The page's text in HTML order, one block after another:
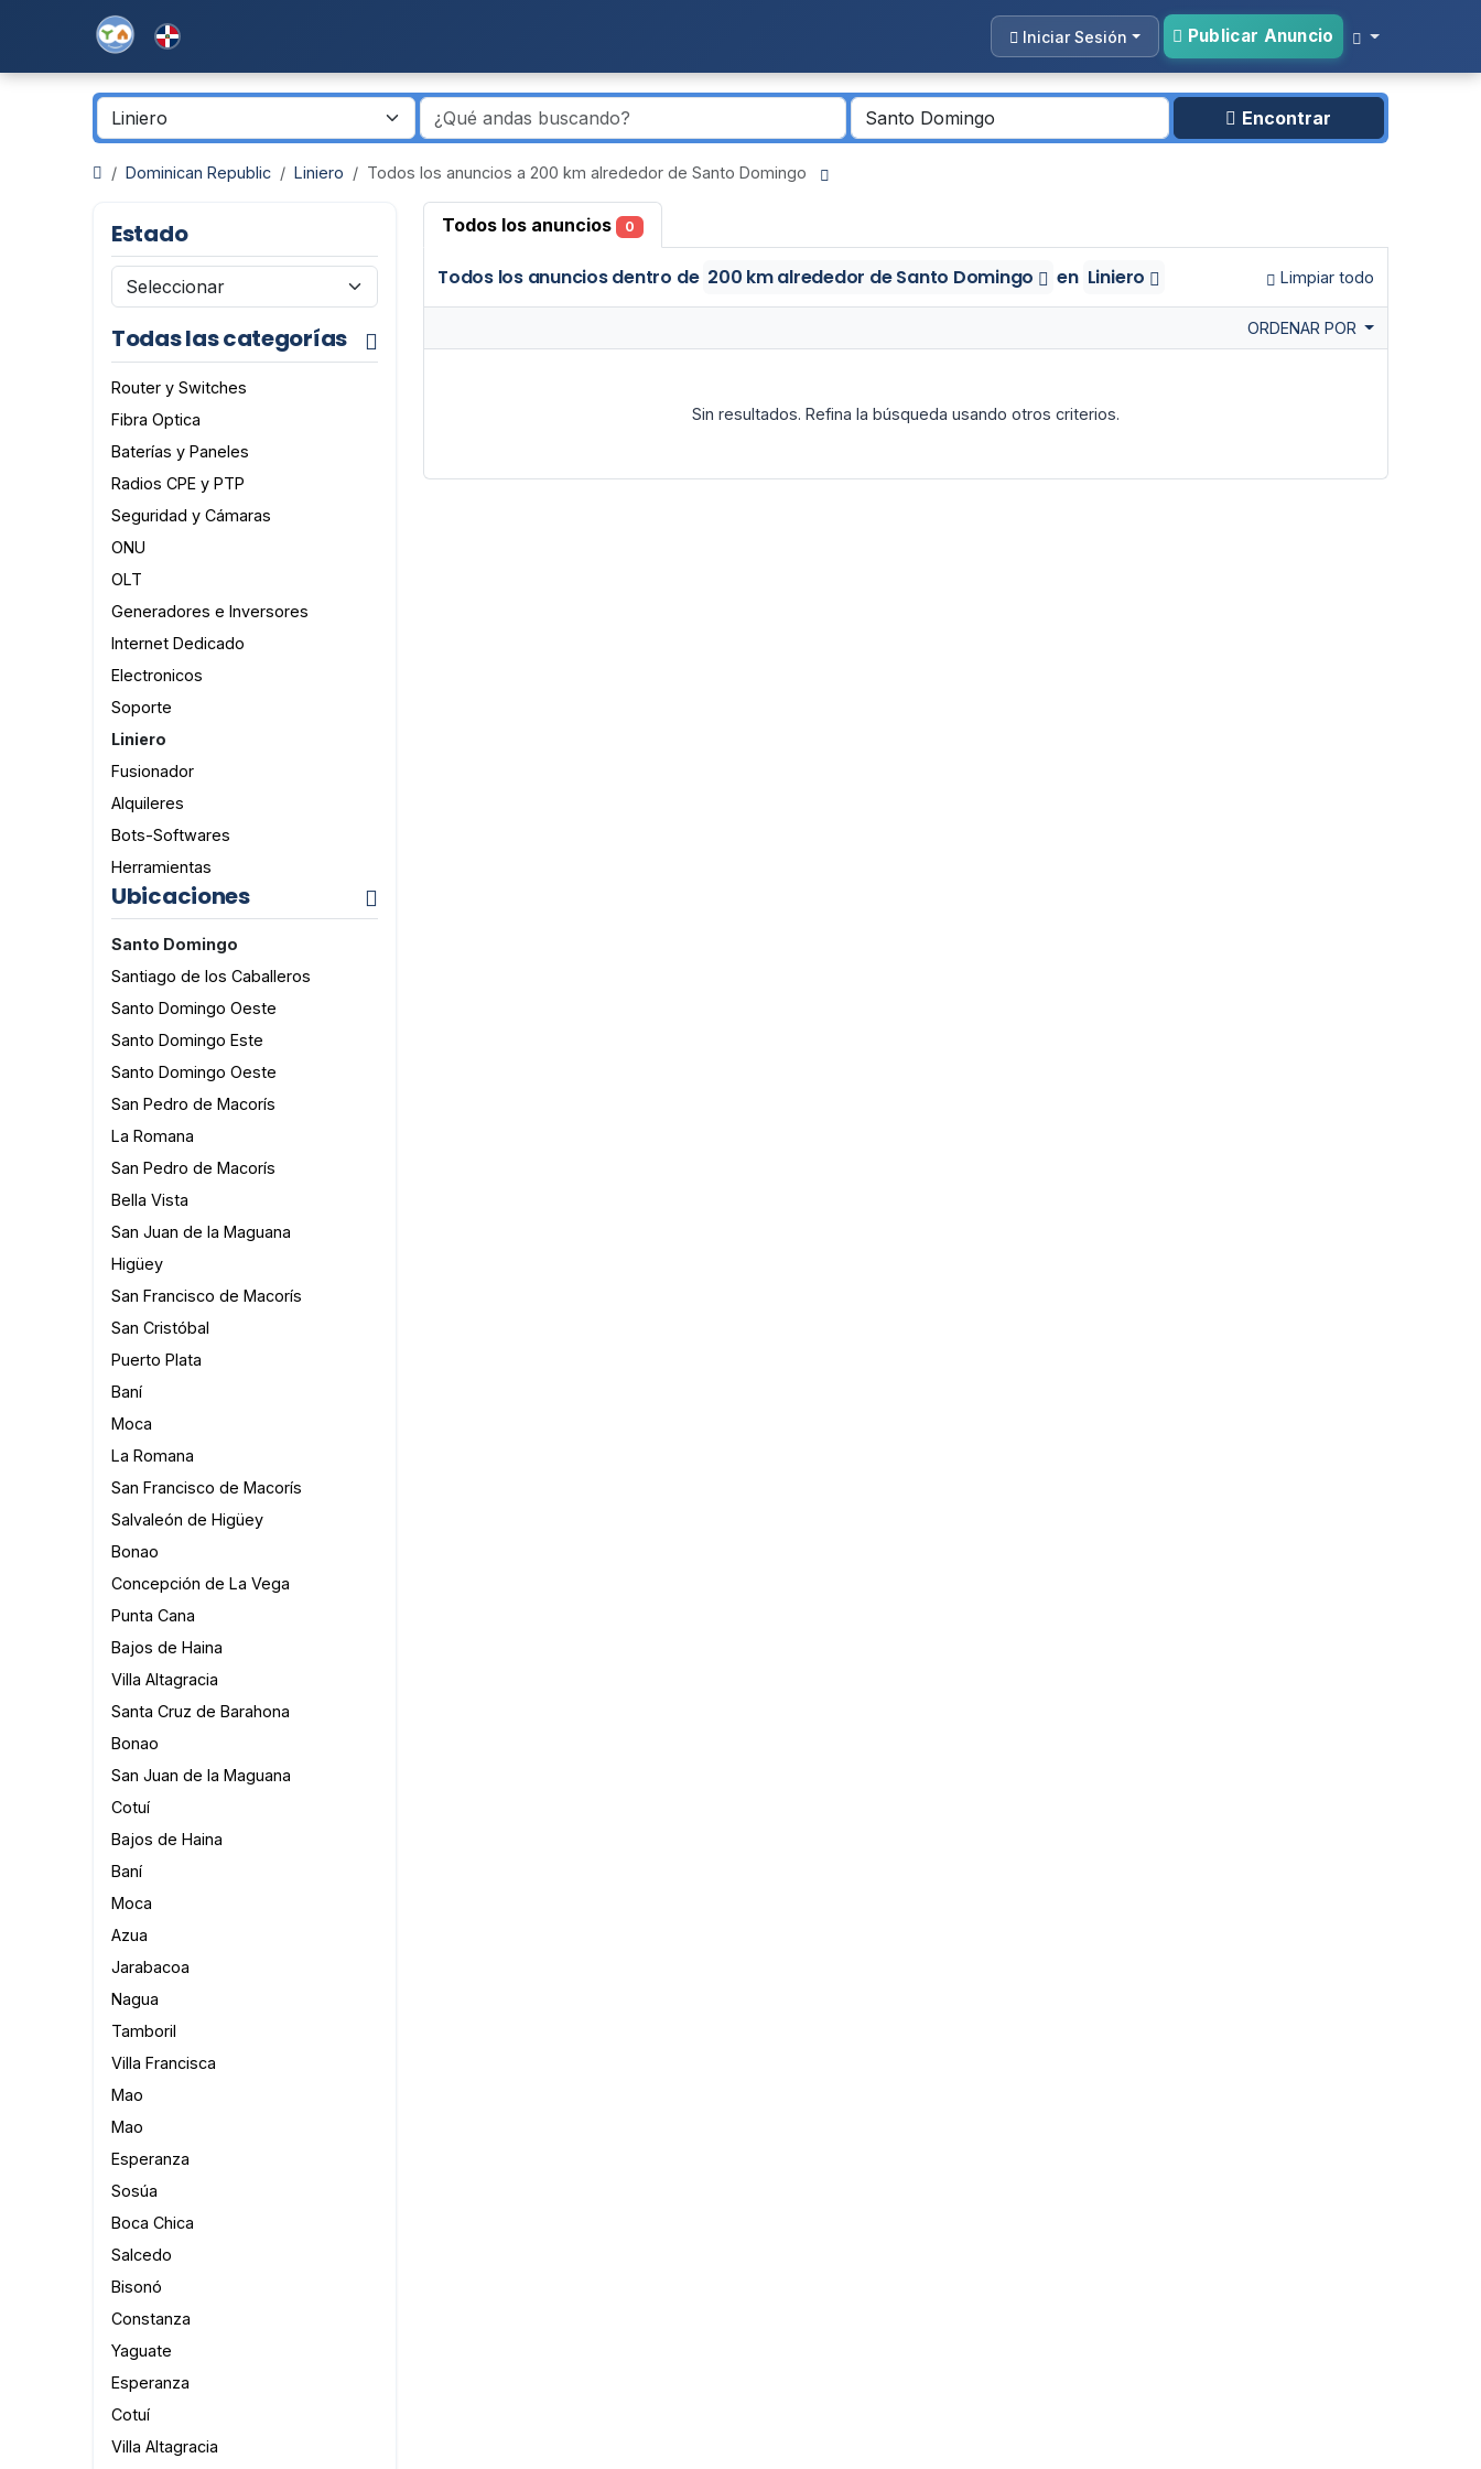
Iniciar Sesión Publicar Anuncio
Encontrar
Dominican Republic Liniero Todos los anuncios a 200 km alrededor de Santo Domingo
Estado
Todas las categorías
Router y Switches
Fibra Optica
Baterías y Paneles
Radios CPE y PTP
Seguridad y Cámaras
ONU
OLT
Generadores e Inversores
Internet Dedicado
Electronicos
Soporte
Liniero
Fusionador
Alquileres
Bots-Softwares
Herramientas
Ubicaciones
Santo Domingo
Santiago de los Caballeros
Santo Domingo Oeste
Santo Domingo Este
Santo Domingo Oeste
San Pedro de Macorís
La Romana
San Pedro de Macorís
Bella Vista
San Juan de la Maguana
Higüey
San Francisco de Macorís
San Cristóbal
Puerto Plata
Baní
Moca
La Romana
San Francisco de Macorís
Salvaleón de Higüey
Bonao
Concepción de La Vega
Punta Cana
Bajos de Haina
Villa Altagracia
Santa Cruz de Barahona
Bonao
San Juan de la Maguana
Cotuí
Bajos de Haina
Baní
Moca
Azua
Jarabacoa
Nagua
Tamboril
Villa Francisca
Mao
Mao
Esperanza
Sosúa
Boca Chica
Salcedo
Bisonó
Constanza
Yaguate
Esperanza
Cotuí
Villa Altagracia
Todos los anuncios 0
Todos los anunciosdentro de 200 km alrededor de Santo Domingo en Liniero Limpiar todo
ORDENAR POR
Sin resultados. Refina la búsqueda usando otros criterios.